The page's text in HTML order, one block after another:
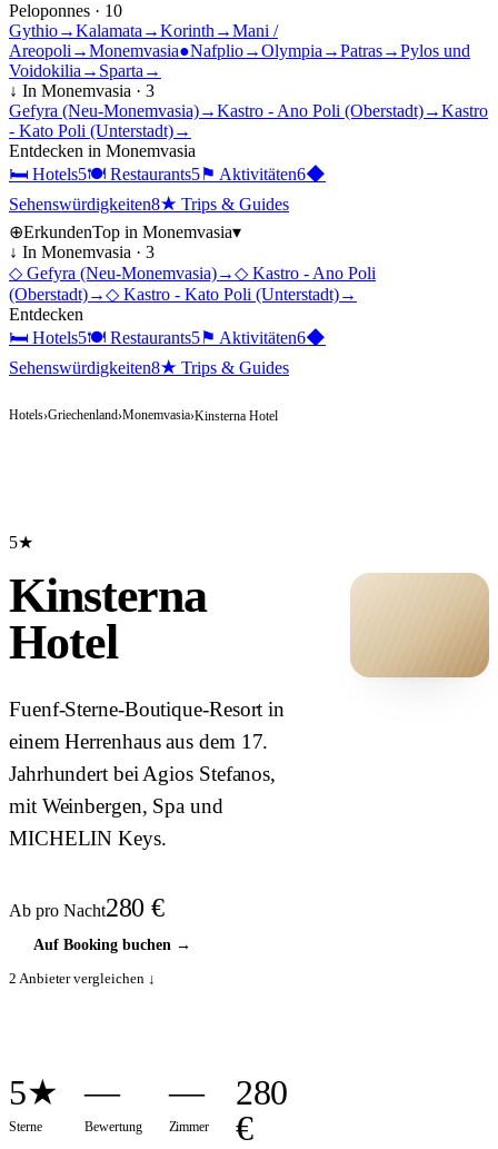
Peloponnes · 10
Gythio→Kalamata →Korinth →Mani /
Areopoli →Monemvasia●Nafplio→Olympia →Patras→Pylos und
Voidokilia → Sparta →
↓ In Monemvasia · 3
Gefyra (Neu-Monemvasia)→Kastro - Ano Poli (Oberstadt)→Kastro
- Kato Poli (Unterstadt)→
Entdecken in Monemvasia
🛏 Hotels5🍽 Restaurants5⚑ Aktivitäten6◆
Sehenswürdigkeiten8★ Trips & Guides
⊕ErkundenTop in Monemvasia▾
↓ In Monemvasia · 3
◇ Gefyra (Neu-Monemvasia)→◇ Kastro - Ano Poli
(Oberstadt)→◇ Kastro - Kato Poli (Unterstadt)→
Entdecken
🛏 Hotels5🍽 Restaurants5⚑ Aktivitäten6◆
Sehenswürdigkeiten8★ Trips & Guides
Hotels›Griechenland›Monemvasia›Kinsterna Hotel
5★
Kinsterna
Hotel
Fuenf-Sterne-Boutique-Resort in
einem Herrenhaus aus dem 17.
Jahrhundert bei Agios Stefanos,
mit Weinbergen, Spa und
MICHELIN Keys.
Ab pro Nacht280 €
Auf Booking buchen→
2 Anbieter vergleichen ↓
5★
Sterne
—
Bewertung
—
Zimmer
280
€